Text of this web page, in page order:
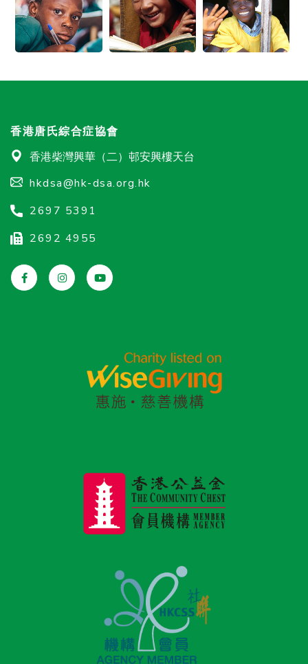
香港唐氏綜合症協會
香港柴灣興華（二）邨安興樓天台
hkdsa@hk-dsa.org.hk
2697 5391
2692 4955